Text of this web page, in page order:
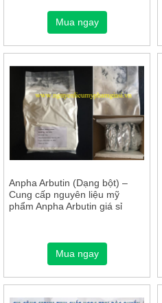
Mua ngay
Anpha Arbutin (Dạng bột) –
Cung cấp nguyên liệu mỹ
phẩm Anpha Arbutin giá sỉ
Mua ngay